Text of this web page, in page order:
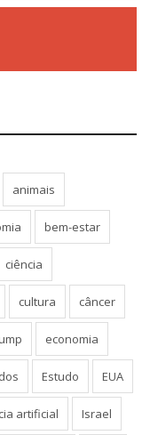
animais
bem-estar
ciência
cultura câncer
economia
Estudo EUA
artificial Israel